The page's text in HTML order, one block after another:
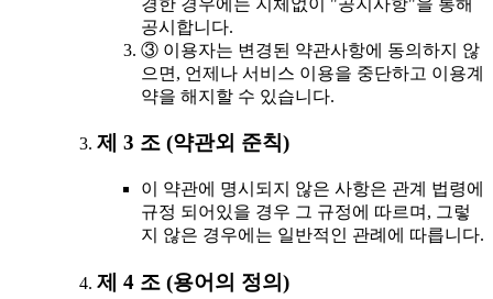
공시합니다.
③ 이용자는 변경된 약관사항에 동의하지 않
으면, 언제나 서비스 이용을 중단하고 이용계
약을 해지할 수 있습니다.
제 3 조 (약관외 준칙)
이 약관에 명시되지 않은 사항은 관계 법령에
규정 되어있을 경우 그 규정에 따르며, 그렇
지 않은 경우에는 일반적인 관례에 따릅니다.
제 4 조 (용어의 정의)